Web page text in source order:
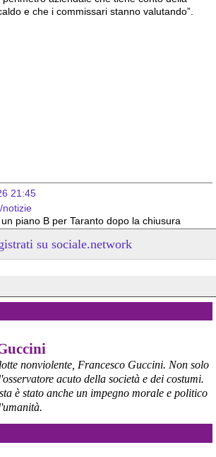
e che i commissari stanno valutando”.
21:45
notizie
piano B per Taranto dopo la chiusura
l’intenzione di predisporre un
per attenuare le conseguenze
prevista fermata dell’area a caldo e ha
del territorio di formulare proposte
i contenuti. Casartigiani valuta positivamente
su sociale.network
nonviolente, Francesco Guccini. Non solo
acuto della società e dei costumi.
è stato anche un impegno morale e politico